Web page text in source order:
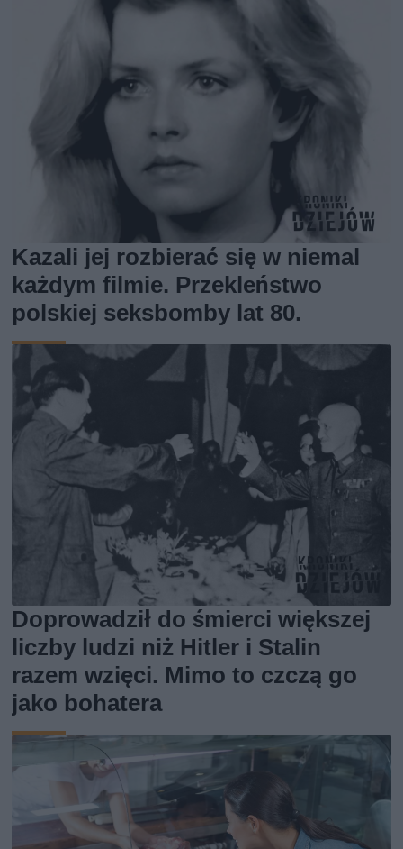
Kazali jej rozbierać się w niemal
każdym filmie. Przekleństwo
polskiej seksbomby lat 80.
Doprowadził do śmierci większej
liczby ludzi niż Hitler i Stalin
razem wzięci. Mimo to czczą go
jako bohatera